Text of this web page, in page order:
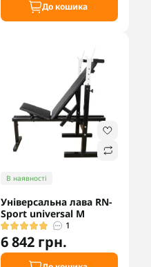
До кошика
В наявності
Універсальна лава RN-
Sport universal М
1
6 842 грн.